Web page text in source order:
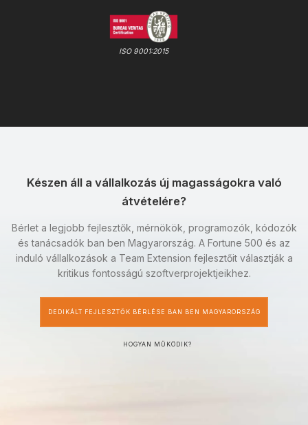
ISO 9001:2015
Készen áll a vállalkozás új magasságokra való
átvételére?
Bérlet a legjobb fejlesztők, mérnökök, programozók, kódozók
és tanácsadók ban ben Magyarország. A Fortune 500 és az
induló vállalkozások a Team Extension fejlesztőit választják a
kritikus fontosságú szoftverprojektjeikhez.
DEDIKÁLT FEJLESZTŐK BÉRLÉSE BAN BEN MAGYARORSZÁG
HOGYAN MŰKÖDIK?